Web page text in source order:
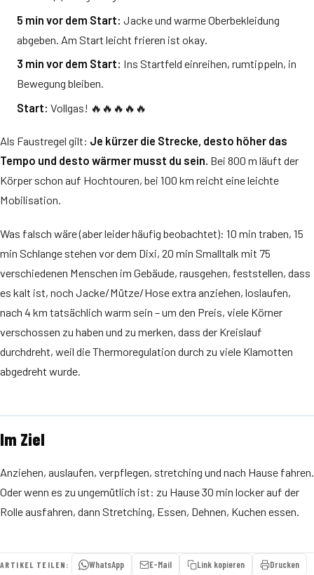
5 min vor dem Start: Jacke und warme Oberbekleidung
abgeben. Am Start leicht frieren ist okay.
3 min vor dem Start: Ins Startfeld einreihen, rumtippeln, in
Bewegung bleiben.
Start: Vollgas! 🔥🔥🔥🔥🔥
Als Faustregel gilt: Je kürzer die Strecke, desto höher das
Tempo und desto wärmer musst du sein. Bei 800 m läuft der
Körper schon auf Hochtouren, bei 100 km reicht eine leichte
Mobilisation.
Was falsch wäre (aber leider häufig beobachtet): 10 min traben, 15
min Schlange stehen vor dem Dixi, 20 min Smalltalk mit 75
verschiedenen Menschen im Gebäude, rausgehen, feststellen, dass
es kalt ist, noch Jacke/Mütze/Hose extra anziehen, loslaufen,
nach 4 km tatsächlich warm sein – um den Preis, viele Körner
verschossen zu haben und zu merken, dass der Kreislauf
durchdreht, weil die Thermoregulation durch zu viele Klamotten
abgedreht wurde.
Im Ziel
Anziehen, auslaufen, verpflegen, stretching und nach Hause fahren.
Oder wenn es zu ungemütlich ist: zu Hause 30 min locker auf der
Rolle ausfahren, dann Stretching, Essen, Dehnen, Kuchen essen.
ARTIKEL TEILEN: WhatsApp E-Mail Link kopieren Drucken